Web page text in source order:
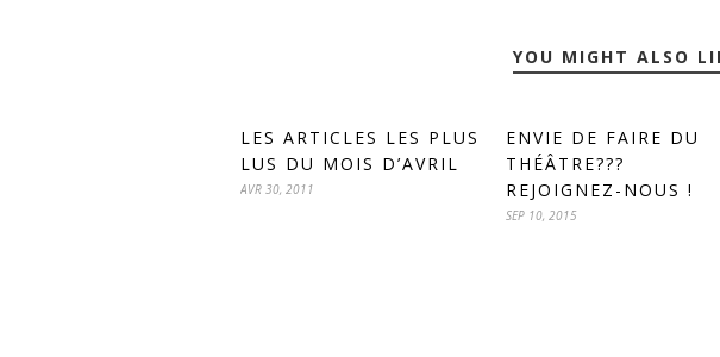
YOU MIGHT ALSO
LES ARTICLES LES PLUS
LUS DU MOIS D’AVRIL
AVR 30, 2011
ENVIE DE FAIRE DU
THÉÂTRE???
REJOIGNEZ-NOUS !
SEP 10, 2015